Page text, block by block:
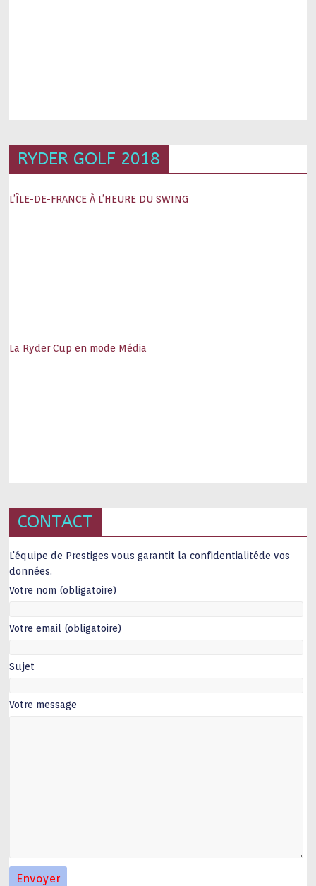
RYDER GOLF 2018
L’ÎLE-DE-FRANCE À L’HEURE DU SWING
La Ryder Cup en mode Média
CONTACT
L'équipe de Prestiges vous garantit la confidentialitéde vos
données.
Votre nom (obligatoire)
Votre email (obligatoire)
Sujet
Votre message